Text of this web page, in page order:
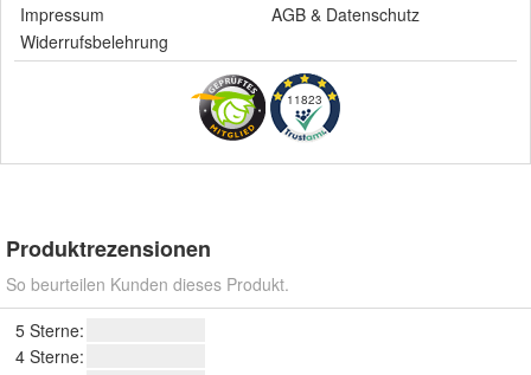
Impressum
AGB & Datenschutz
Widerrufsbelehrung
11823
Produktrezensionen
So beurteilen Kunden dieses Produkt.
5 Sterne:
4 Sterne: